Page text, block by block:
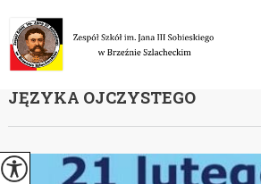
21 LUTEGO -
JĘZYKA OJCZYSTEGO